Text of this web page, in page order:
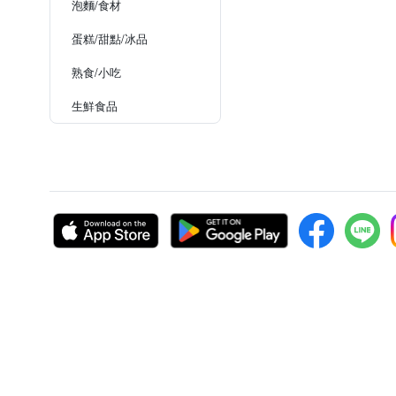
泡麵/食材
蛋糕/甜點/冰品
熟食/小吃
生鮮食品